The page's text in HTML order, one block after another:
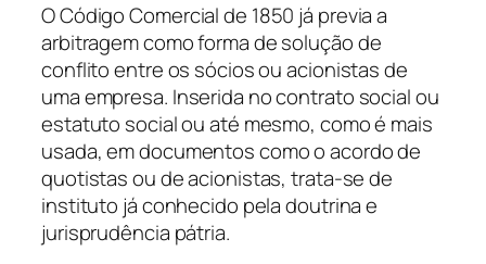
O Código Comercial de 1850 já previa a
arbitragem como forma de solução de
conflito entre os sócios ou acionistas de
uma empresa. Inserida no contrato social ou
estatuto social ou até mesmo, como é mais
usada, em documentos como o acordo de
quotistas ou de acionistas, trata-se de
instituto já conhecido pela doutrina e
jurisprudência pátria.